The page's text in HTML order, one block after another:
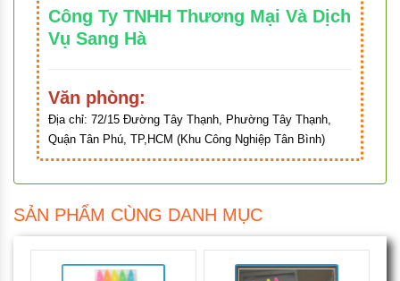
Công Ty TNHH Thương Mại Và Dịch
Vụ Sang Hà
Văn phòng:
Địa chỉ: 72/15 Đường Tây Thạnh, Phường Tây Thạnh,
Quận Tân Phú, TP,HCM (Khu Công Nghiệp Tân Bình)
SẢN PHẨM CÙNG DANH MỤC